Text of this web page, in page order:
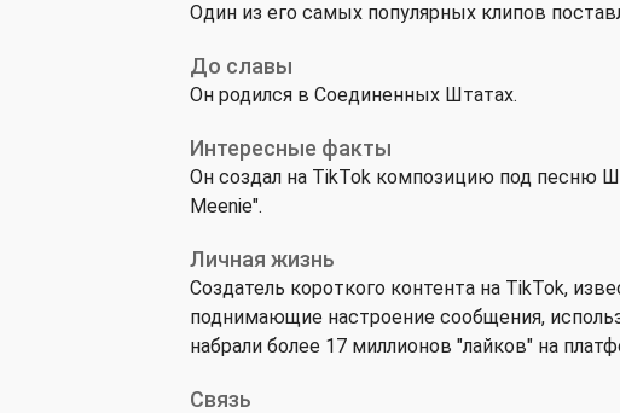
Один из его самых популярных клипов
До славы
Он родился в Соединенных Штатах.
Интересные факты
Он создал на TikTok композицию под песню
Meenie".
Личная жизнь
Создатель короткого контента на TikTok,
поднимающие настроение сообщения,
набрали более 17 миллионов "лайков" на
Связь